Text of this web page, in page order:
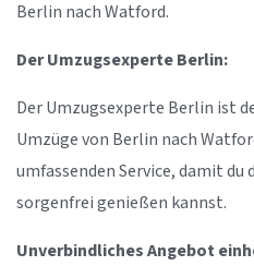
Berlin nach Watford.
Der Umzugsexperte Berlin:
Der Umzugsexperte Berlin ist
Umzüge von Berlin nach
umfassenden Service, damit
sorgenfrei genießen kannst.
Unverbindliches Angebot